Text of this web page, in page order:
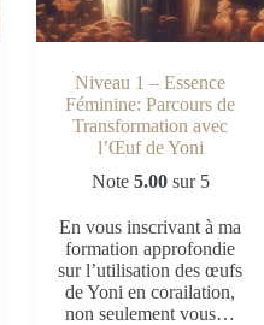
Niveau 1 – Essence
Féminine: Parcours de
Transformation avec
l’Œuf de Yoni
Note 5.00sur 5
En vous inscrivant à ma
formation approfondie
sur l’utilisation des œufs
de Yoni en corailation,
non seulement vous…